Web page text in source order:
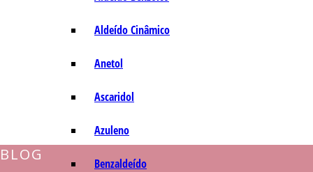
Aldeído Cinâmico
Anetol
Ascaridol
Azuleno
Benzaldeído
BLOG